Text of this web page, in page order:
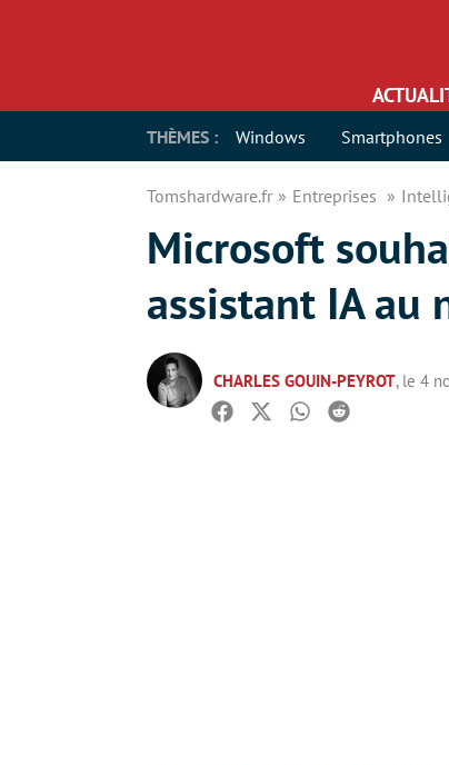
THÈMES : Windows Smartphones
Tomshardware.fr Entreprises
Microsoft
assistant IA au
CHARLES GOUIN-PEYROT, le 4
Facebook
TwitterWhatsapp
Reddit